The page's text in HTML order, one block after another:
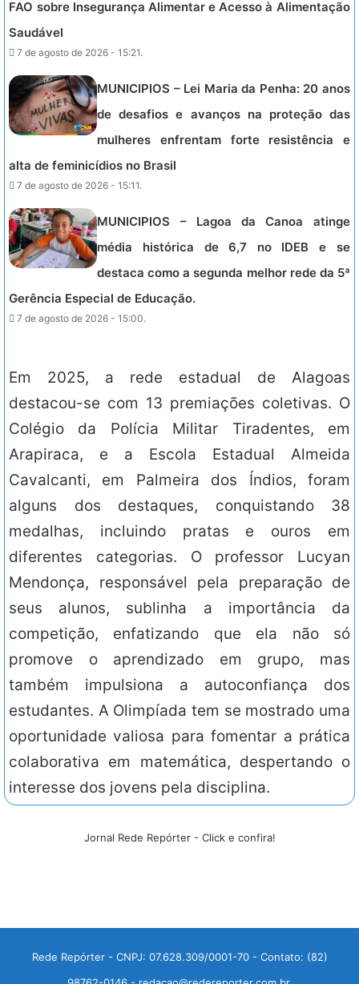
FAO sobre Insegurança Alimentar e Acesso à Alimentação
Saudável
7 de agosto de 2026 - 15:21.
MUNICIPIOS – Lei Maria da Penha: 20 anos
de desafios e avanços na proteção das
mulheres enfrentam forte resistência e
alta de feminicídios no Brasil
7 de agosto de 2026 - 15:11.
MUNICIPIOS – Lagoa da Canoa atinge
média histórica de 6,7 no IDEB e se
destaca como a segunda melhor rede da 5ª
Gerência Especial de Educação.
7 de agosto de 2026 - 15:00.
Em 2025, a rede estadual de Alagoas
destacou-se com 13 premiações coletivas. O
Colégio da Polícia Militar Tiradentes, em
Arapiraca, e a Escola Estadual Almeida
Cavalcanti, em Palmeira dos Índios, foram
alguns dos destaques, conquistando 38
medalhas, incluindo pratas e ouros em
diferentes categorias. O professor Lucyan
Mendonça, responsável pela preparação de
seus alunos, sublinha a importância da
competição, enfatizando que ela não só
promove o aprendizado em grupo, mas
também impulsiona a autoconfiança dos
estudantes. A Olimpíada tem se mostrado uma
oportunidade valiosa para fomentar a prática
colaborativa em matemática, despertando o
interesse dos jovens pela disciplina.
Jornal Rede Repórter - Click e confira!
Rede Repórter - CNPJ: 07.628.309/0001-70 - Contato: (82)